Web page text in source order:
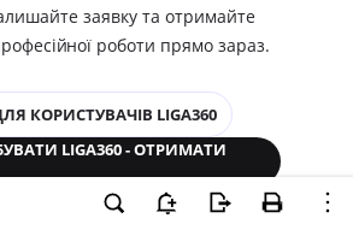
заявку та отримайте
роботи прямо зараз.
КОРИСТУВАЧІВ LIGA360
LIGA360 - ОТРИМАТИ